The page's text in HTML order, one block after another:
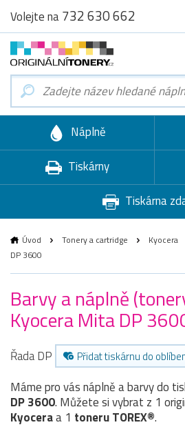
Volejte na732 630 662
Náplně
Tiskárny
Tiskárna
Úvod Tonery a cartridge Kyocera
DP 3600
Barvy a náplně
Kyocera Mita DP
Řada DP Přidat tiskárnu do
Máme pro vás náplně a barvy do
DP 3600. Můžete si vybrat z 1
Kyoceraa 1 toneru TOREX®.